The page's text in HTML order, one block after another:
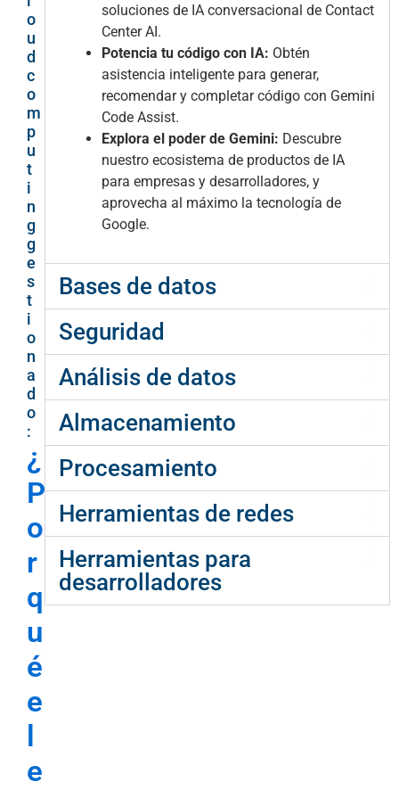
o
u
d
c
o
m
p
u
t
i
n
g
g
e
s
t
i
o
n
a
d
o
:
¿
P
o
r
q
u
é
e
l
e
soluciones de IA conversacional de Contact
Center AI.
Potencia tu código con IA: Obtén
asistencia inteligente para generar,
recomendar y completar código con Gemini
Code Assist.
Explora el poder de Gemini: Descubre
nuestro ecosistema de productos de IA
para empresas y desarrolladores, y
aprovecha al máximo la tecnología de
Google.
Bases de datos
Seguridad
Análisis de datos
Almacenamiento
Procesamiento
Herramientas de redes
Herramientas para
desarrolladores